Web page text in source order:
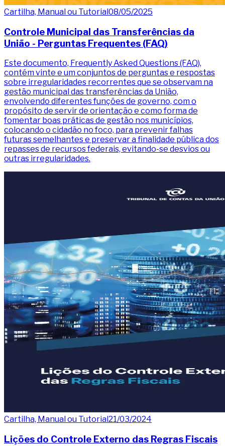
Cartilha, Manual ou Tutorial08/05/2025
Controle Municipal das Transferências da
União - Perguntas Frequentes (FAQ)
Este documento, Frequently Asked Questions (FAQ),
contém vinte e um conjuntos de perguntas e respostas
sobre irregularidades recorrentes que se observam na
gestão municipal das transferências da União,
envolvendo diferentes funções de governo, com o
propósito de servir de orientação e como forma de
fomentar boas práticas de gestão nos municípios,
colocando o cidadão no foco, para prevenir falhas
futuras semelhantes e preservar a finalidade pública dos
repasses de recursos federais, evitando-se desvios ou
outras irregularidades.
Cartilha, Manual ou Tutorial 21/03/2024
Lições do Controle Externo das Regras Fiscais